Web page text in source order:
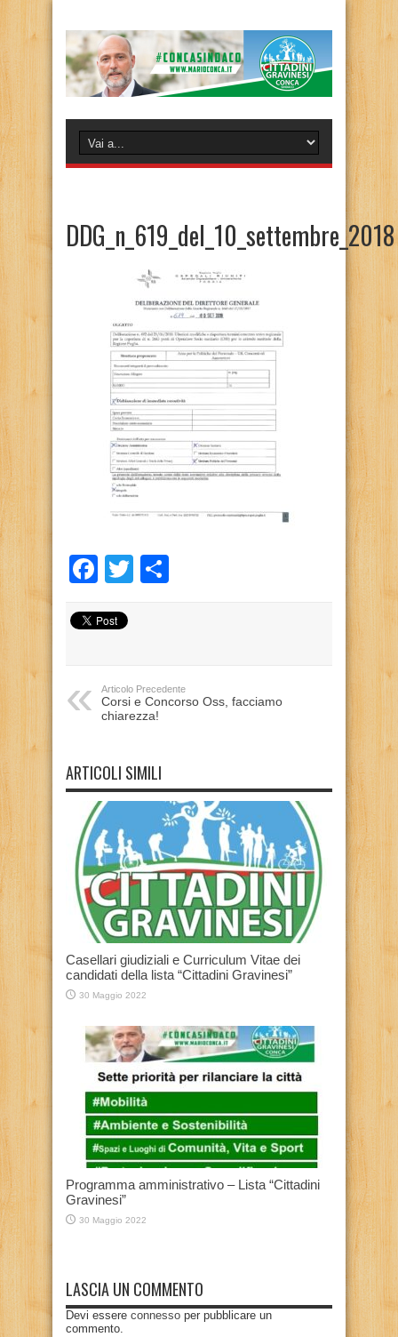
DDG_n_619_del_10_settembre_2018
Facebook
Twitter
Articolo Precedente
Corsi e Concorso Oss, facciamo
chiarezza!
ARTICOLI SIMILI
Casellari giudiziali e Curriculum Vitae dei
candidati della lista “Cittadini Gravinesi”
30 Maggio 2022
Programma amministrativo – Lista “Cittadini
Gravinesi”
30 Maggio 2022
LASCIA UN COMMENTO
Devi essere connesso per pubblicare un
commento.